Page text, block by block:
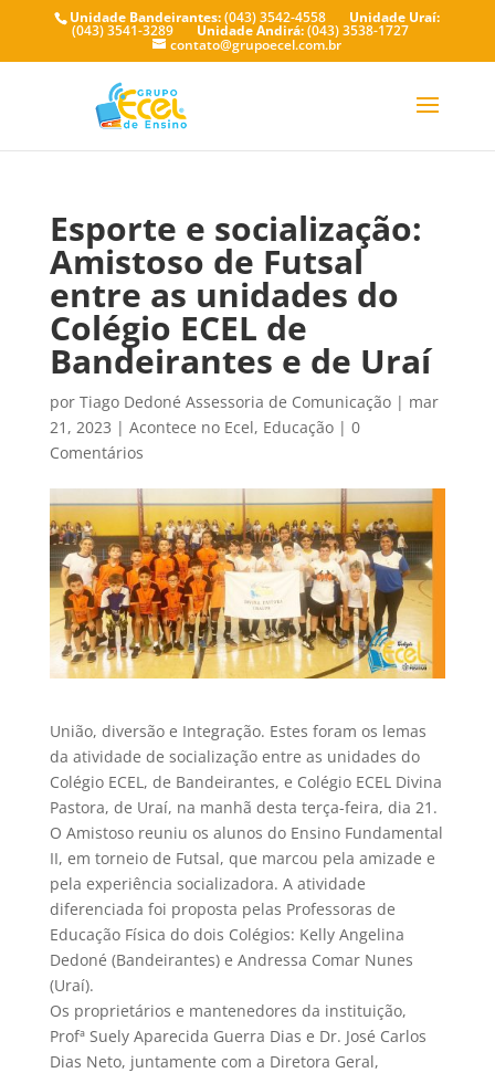
Unidade Bandeirantes:(043) 3542-4558 Unidade Uraí:
(043) 3541-3289 Unidade Andirá:(043) 3538-1727
contato@grupoecel.com.br
Esporte e socialização:
Amistoso de Futsal
entre as unidades do
Colégio ECEL de
Bandeirantes e de Uraí
por Tiago Dedoné Assessoria de Comunicação| mar
21, 2023 | Acontece no Ecel, Educação| 0
Comentários
União, diversão e Integração. Estes foram os lemas
da atividade de socialização entre as unidades do
Colégio ECEL, de Bandeirantes, e Colégio ECEL Divina
Pastora, de Uraí, na manhã desta terça-feira, dia 21.
O Amistoso reuniu os alunos do Ensino Fundamental
II, em torneio de Futsal, que marcou pela amizade e
pela experiência socializadora. A atividade
diferenciada foi proposta pelas Professoras de
Educação Física do dois Colégios: Kelly Angelina
Dedoné (Bandeirantes) e Andressa Comar Nunes
(Uraí).
Os proprietários e mantenedores da instituição,
Profª Suely Aparecida Guerra Dias e Dr. José Carlos
Dias Neto, juntamente com a Diretora Geral,